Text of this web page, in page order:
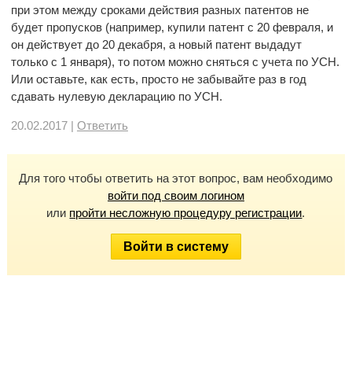
при этом между сроками действия разных патентов не
будет пропусков (например, купили патент с 20 февраля, и
он действует до 20 декабря, а новый патент выдадут
только с 1 января), то потом можно сняться с учета по УСН.
Или оставьте, как есть, просто не забывайте раз в год
сдавать нулевую декларацию по УСН.
20.02.2017 | Ответить
Для того чтобы ответить на этот вопрос, вам необходимо
войти под своим логином
или пройти несложную процедуру регистрации.
Войти в систему